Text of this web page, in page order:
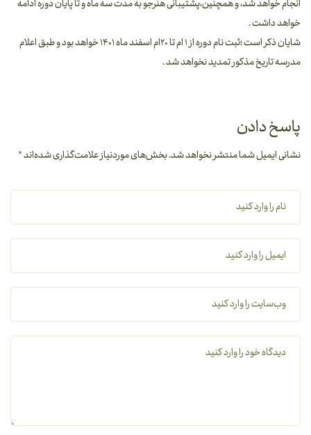
انجام خواهد شد، و همچنین،پشتیبانی هنرجو به مدت سه ماه و تا پایان دوره ادامه
خواهد داشت .
شایان ذکر است ؛ثبت نام دوره از ۱ ام تا ۲۰ام اسفند ماه ۱۴۰۱ خواهد بود و طبق اعلام
مدرسه تاریخ مذکور تمدید نخواهد شد ‌.
پاسخ دادن
نشانی ایمیل شما منتشر نخواهد شد.بخش‌های موردنیاز علامت‌گذاری شده‌اند*